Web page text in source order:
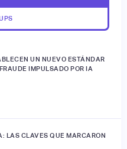
UN NUEVO ESTÁNDAR
IMPULSADO POR IA
LAS CLAVES QUE MARCARON